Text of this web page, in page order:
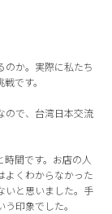
のか。実際に私たち
です。
ので、台湾日本交流
間です。お店の人
よくわからなかった
いと思いました。手
印象でした。